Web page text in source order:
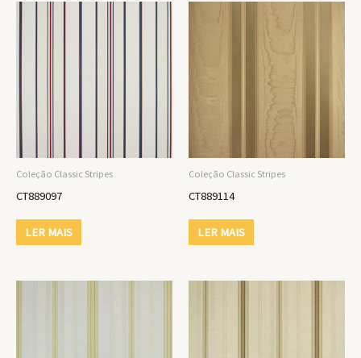
Coleção Classic Stripes
CT889097
LER MAIS
Coleção Classic Stripes
CT889114
LER MAIS